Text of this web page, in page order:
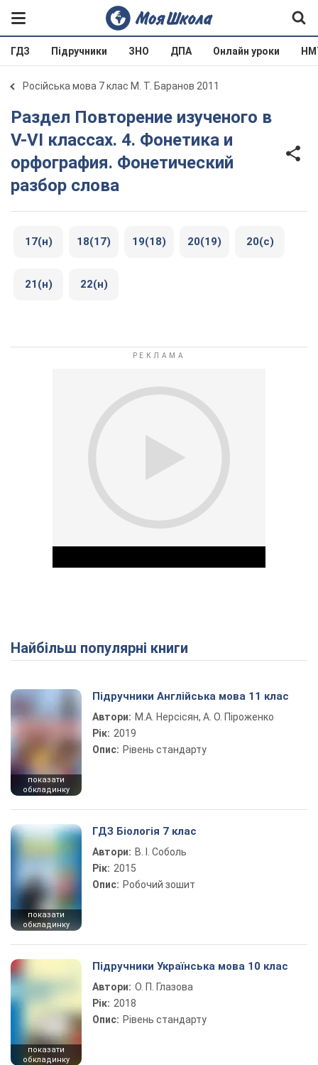
ГДЗ Підручники ЗНО ДПА Онлайн уроки
Російська мова 7 клас М. Т. Баранов 2011
Раздел Повторение изученого в
V-VI классах. 4. Фонетика и
орфография. Фонетический
разбор слова
17(н) 18(17) 19(18) 20(19) 20(с)
21(н) 22(н)
Play Video
Найбільш популярні книги
показати
обкладинку
Підручники Англійська мова 11 клас
Автори: М.А. Нерсісян, А. О. Піроженко
Рік: 2019
Опис: Рівень стандарту
показати
обкладинку
ГДЗ Біологія 7 клас
Автори: В. І. Соболь
Рік: 2015
Опис: Робочий зошит
показати
обкладинку
Підручники Українська мова 10 клас
Автори: О. П. Глазова
Рік: 2018
Опис: Рівень стандарту